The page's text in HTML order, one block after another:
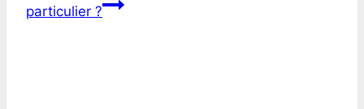
particulier ?